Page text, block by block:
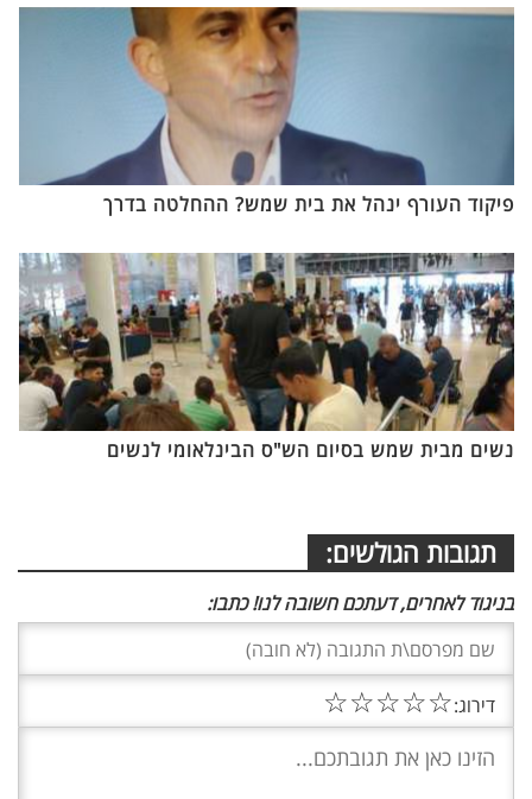
פיקוד העורף ינהל את בית שמש? ההחלטה בדרך
נשים מבית שמש בסיום הש"ס הבינלאומי לנשים
תגובות הגולשים:
בניגוד לאחרים, דעתכם חשובה לנו! כתבו:
דירוג:☆
☆
☆
☆
☆